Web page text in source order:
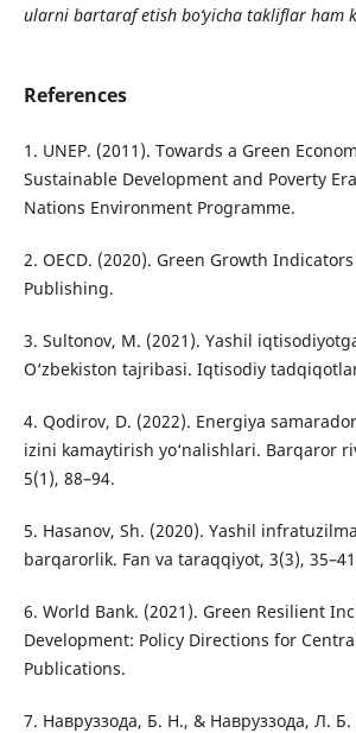
ularni bartaraf etish bo‘yicha takliflar ham
References
1. UNEP. (2011). Towards a Green
Sustainable Development and Poverty
Nations Environment Programme.
2. OECD. (2020). Green Growth Indicators
Publishing.
3. Sultonov, M. (2021). Yashil
O‘zbekiston tajribasi. Iqtisodiy
4. Qodirov, D. (2022). Energiya
izini kamaytirish yo‘nalishlari. Barqaror
5(1), 88–94.
5. Hasanov, Sh. (2020). Yashil
barqarorlik. Fan va taraqqiyot, 3(3),
6. World Bank. (2021). Green Resilient
Development: Policy Directions for
Publications.
7. Навруззода, Б. Н., & Навруззода, Л. Б.